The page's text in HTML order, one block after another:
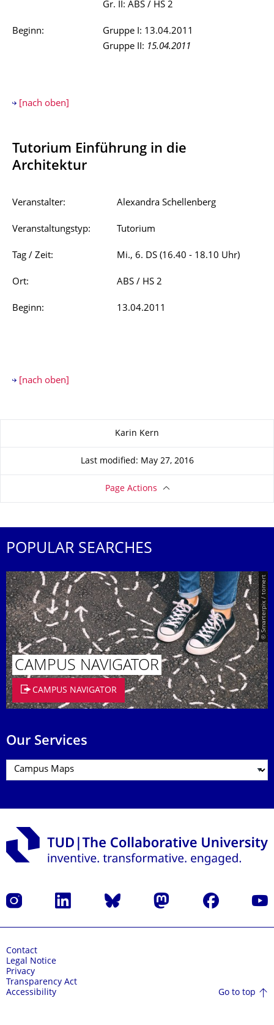
Gr. II: ABS / HS 2
Beginn:
Gruppe I: 13.04.2011
Gruppe II: 15.04.2011
[nach oben]
Tutorium Einführung in die
Architektur
Veranstalter: Alexandra Schellenberg
Veranstaltungstyp: Tutorium
Tag / Zeit: Mi., 6. DS (16.40 - 18.10 Uhr)
Ort: ABS / HS 2
Beginn: 13.04.2011
[nach oben]
Karin Kern
Last modified: May 27, 2016
Page Actions
POPULAR SEARCHES
© Smarterpix / tomert
CAMPUS NAVIGATOR
CAMPUS NAVIGATOR
Our Services
Instagram LinkedIn Bluesky Mastodon Facebook
Contact
Legal Notice
Privacy
Transparency Act
Accessibility
Go to top